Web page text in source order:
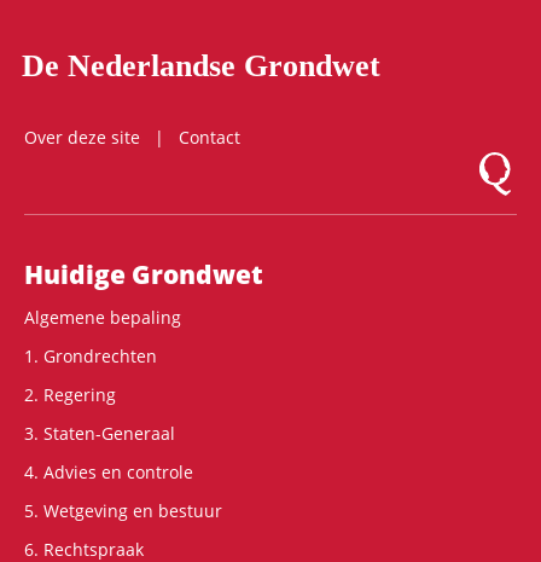
De Nederlandse Grondwet
Over deze site
Contact
Logo
Hoofdnavigatie
Huidige Grondwet
Algemene bepaling
1. Grondrechten
2. Regering
3. Staten-Generaal
4. Advies en controle
5. Wetgeving en bestuur
6. Rechtspraak